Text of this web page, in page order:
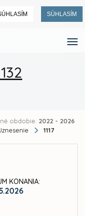
SÚHLASÍM
obdobie: 2022 - 2026
1117
KONANIA: